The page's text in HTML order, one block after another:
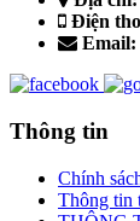
Điện
Email:
Thông tin
Chính
Thông tin